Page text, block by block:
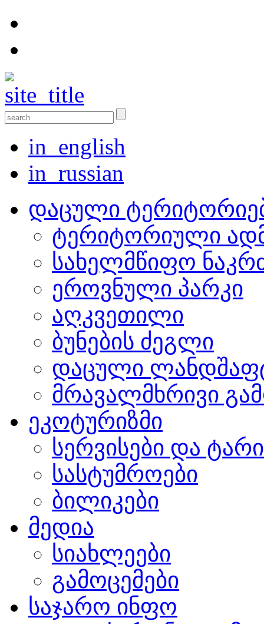
in_english
in_russian
დაცული
ტერიტორიული
სახელმწიფო
ეროვნული პარკი
აღკვეთილი
ბუნების ძეგლი
დაცული
მრავალმხრივი
ეკოტურიზმი
სერვისები და
სასტუმროები
ბილიკები
მედია
სიახლეები
გამოცემები
საჯარო ინფო